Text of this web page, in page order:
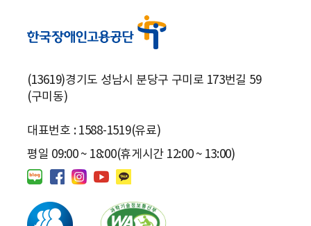
(13619)경기도 성남시 분당구 구미로 173번길 59
(구미동)
대표번호 : 1588-1519(유료)
평일 09:00 ~ 18:00(휴게시간 12:00 ~ 13:00)